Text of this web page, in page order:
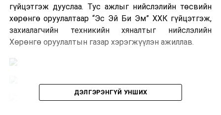
гүйцэтгэж дууслаа. Тус ажлыг нийслэлийн төсвийн
хөрөнгө оруулалтаар “Эс Эй Би Эм” ХХК гүйцэтгэж,
захиалагчийн техникийн хяналтыг нийслэлийн
Хөрөнгө оруулалтын газар хэрэгжүүлэн ажиллав.
ДЭЛГЭРЭНГҮЙ УНШИХ